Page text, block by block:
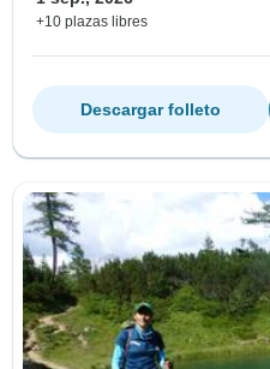
+10 plazas libres
Descargar folleto